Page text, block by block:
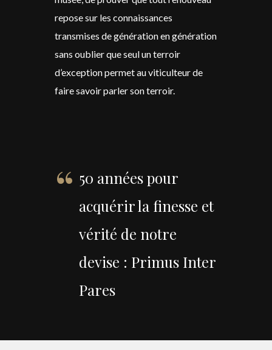
repose sur les connaissances
transmises de génération en génération
sans oublier que seul un terroir
d’exception permet au viticulteur de
faire savoir parler son terroir.
50 années pour
acquérir la finesse et
vérité de notre
devise : Primus Inter
Pares